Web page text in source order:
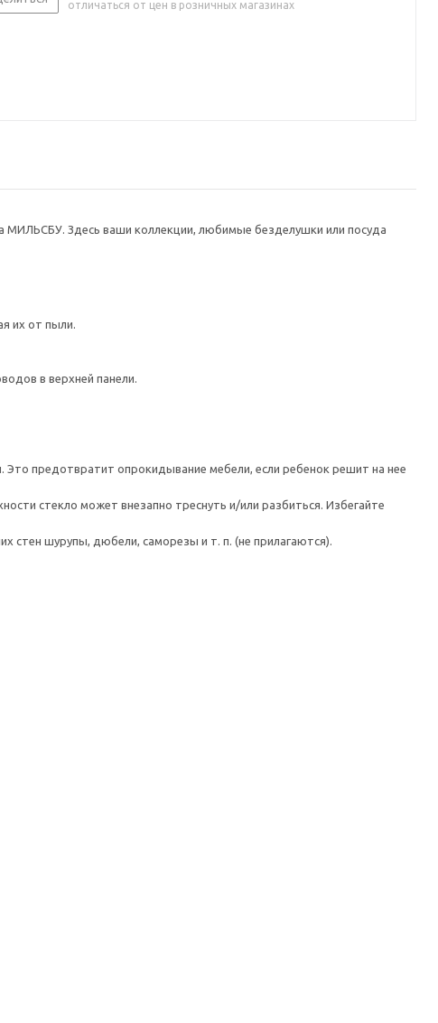
отличаться от цен в розничных магазинах
Здесь ваши коллекции, любимые безделушки или посуда
их от пыли.
в верхней панели.
предотвратит опрокидывание мебели, если ребенок решит на нее
стекло может внезапно треснуть и/или разбиться. Избегайте
стен шурупы, дюбели, саморезы и т. п. (не прилагаются).